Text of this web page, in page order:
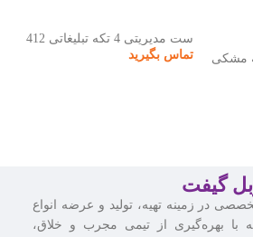
تبلیغاتی 4 تکه مشکی
ست مدیریتی 4 تکه تبلیغاتی 412
تماس بگیرید
گیفت
در زمینه تهیه، تولید و عرضه انواع
با بهره‌گیری از تیمی مجرب و خلاق،